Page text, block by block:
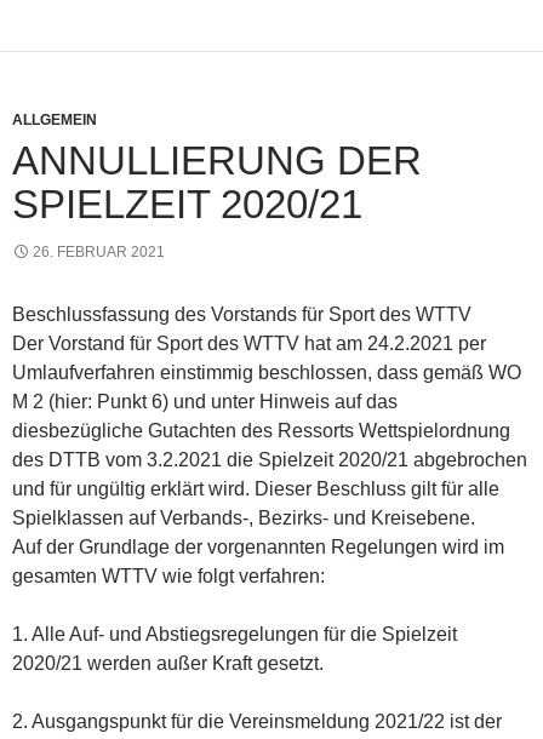
ALLGEMEIN
ANNULLIERUNG DER
SPIELZEIT 2020/21
26. FEBRUAR 2021
Beschlussfassung des Vorstands für Sport des WTTV
Der Vorstand für Sport des WTTV hat am 24.2.2021 per
Umlaufverfahren einstimmig beschlossen, dass gemäß WO
M 2 (hier: Punkt 6) und unter Hinweis auf das
diesbezügliche Gutachten des Ressorts Wettspielordnung
des DTTB vom 3.2.2021 die Spielzeit 2020/21 abgebrochen
und für ungültig erklärt wird. Dieser Beschluss gilt für alle
Spielklassen auf Verbands-, Bezirks- und Kreisebene.
Auf der Grundlage der vorgenannten Regelungen wird im
gesamten WTTV wie folgt verfahren:
1. Alle Auf- und Abstiegsregelungen für die Spielzeit
2020/21 werden außer Kraft gesetzt.
2. Ausgangspunkt für die Vereinsmeldung 2021/22 ist der